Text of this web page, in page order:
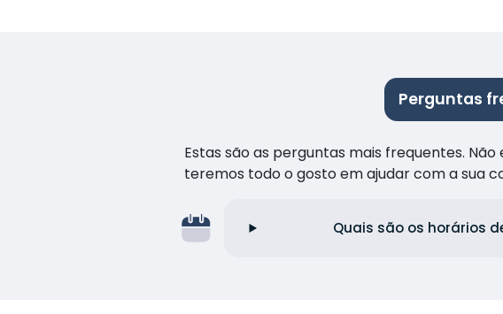
Perguntas
Estas são as perguntas mais frequentes.
teremos todo o gosto em ajudar com a sua
Quais são os horários